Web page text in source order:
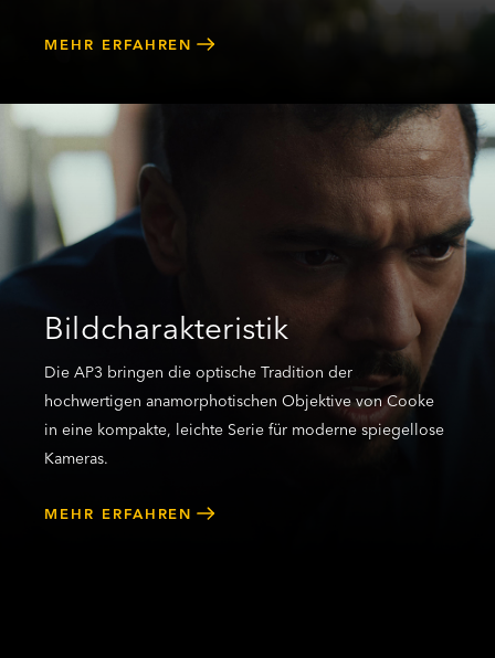
MEHR ERFAHREN
Bildcharakteristik
Die AP3 bringen die optische Tradition der
hochwertigen anamorphotischen Objektive von Cooke
in eine kompakte, leichte Serie für moderne spiegellose
Kameras.
MEHR ERFAHREN